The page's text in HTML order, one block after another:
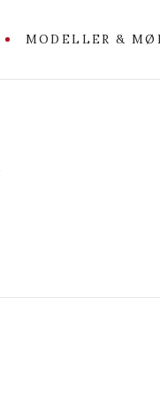
MODELLER &